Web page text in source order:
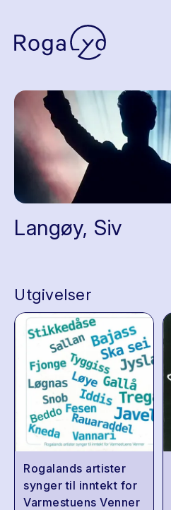
Langøy, Siv
Utgivelser
Rogalands artister
synger til inntekt for
Varmestuens Venner